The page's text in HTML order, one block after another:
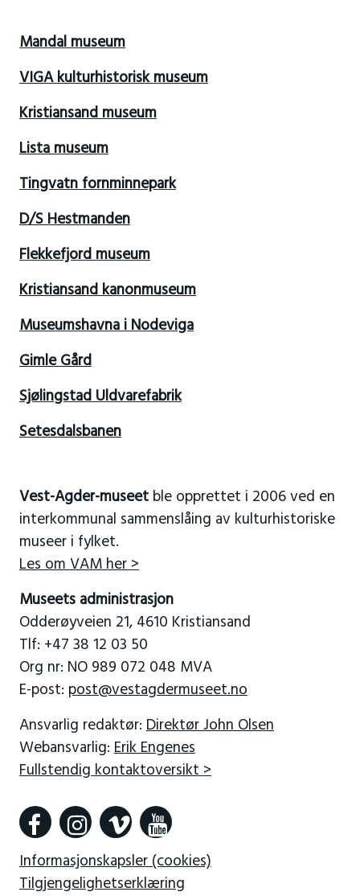
Mandal museum
VIGA kulturhistorisk museum
Kristiansand museum
Lista museum
Tingvatn fornminnepark
D/S Hestmanden
Flekkefjord museum
Kristiansand kanonmuseum
Museumshavna i Nodeviga
Gimle Gård
Sjølingstad Uldvarefabrik
Setesdalsbanen
Vest-Agder-museetble opprettet i 2006 ved en
interkommunal sammenslåing av kulturhistoriske
museer i fylket.
Les om VAM her >
Museets administrasjon
Odderøyveien 21, 4610 Kristiansand
Tlf: +47 38 12 03 50
Org nr: NO 989 072 048 MVA
E-post: post@vestagdermuseet.no
Ansvarlig redaktør: Direktør John Olsen
Webansvarlig: Erik Engenes
Fullstendig kontaktoversikt >
Informasjonskapsler (cookies)
Tilgjengelighetserklæring